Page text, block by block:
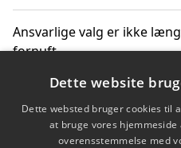
Ansvarlige valg er ikke
fornuft
Sådan kan du handle
faktura
Dette website
Dette websted bruger cookies til
at bruge vores
overensstemmelse med